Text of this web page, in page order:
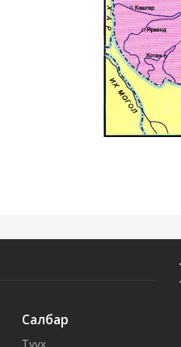
Салбар
Түүх